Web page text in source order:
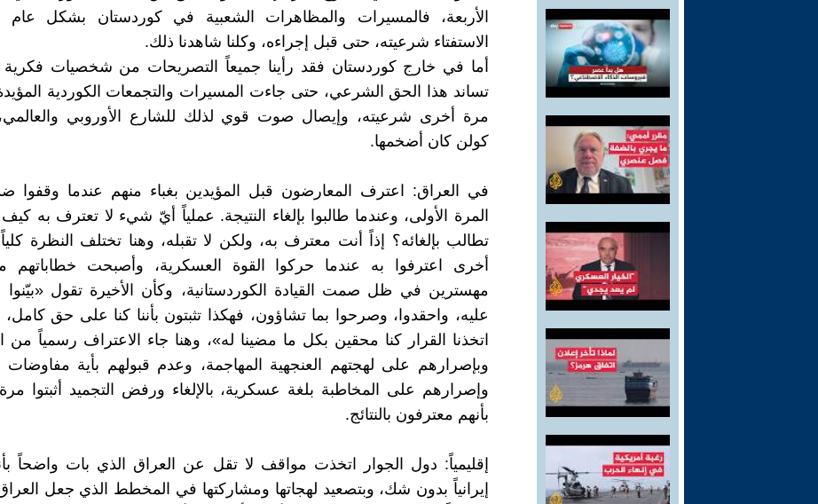
الأربعة، فالمسيرات والمظاهرات الشعبية في كوردستان بشكل
الاستفتاء شرعيته، حتى قبل إجراءه، وكلنا شاهدنا ذلك.
أما في خارج كوردستان فقد رأينا جميعاً التصريحات من شخصيات فكرية
تساند هذا الحق الشرعي، حتى جاءت المسيرات والتجمعات الكوردية
مرة أخرى شرعيته، وإيصال صوت قوي لذلك للشارع الأوروبي
كولن كان أضخمها.
في العراق: اعترف المعارضون قبل المؤيدين بغباء منهم عندما وقفوا
المرة الأولى، وعندما طالبوا بإلغاء النتيجة. عملياً أيّ شيء لا تعترف به
تطالب بإلغائه؟ إذاً أنت معترف به، ولكن لا تقبله، وهنا تختلف النظرة
أخرى اعترفوا به عندما حركوا القوة العسكرية، وأصبحت خطاباتهم
مهسترين في ظل صمت القيادة الكوردستانية، وكأن الأخيرة تقول «بيّنوا
عليه، واحقدوا، وصرحوا بما تشاؤون، فهكذا تثبتون بأننا كنا على حق كامل،
اتخذنا القرار كنا محقين بكل ما مضينا له»، وهنا جاء الاعتراف رسمياً من
وبإصرارهم على لهجتهم العنجهية المهاجمة، وعدم قبولهم بأية مفاوضات
وإصرارهم على المخاطبة بلغة عسكرية، بالإلغاء ورفض التجميد أثبتوا
بأنهم معترفون بالنتائج.
إقليمياً: دول الجوار اتخذت مواقف لا تقل عن العراق الذي بات واضحاً
إيرانياً بدون شك، وبتصعيد لهجاتها ومشاركتها في المخطط الذي جعل